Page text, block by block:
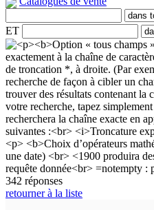
ET
342 réponses
retourner à la liste